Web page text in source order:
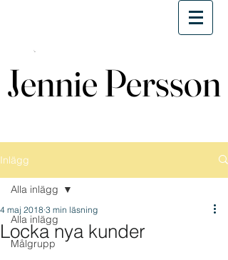
Jennie Persson
Jennie Persson
Inlägg
Alla inlägg
Målgrupp
Alla inlägg
Locka nya kunder
4 maj 2018 3 min läsning